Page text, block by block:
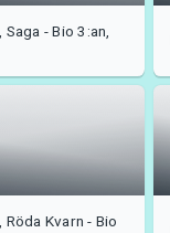
- Bio 3:an,
Kvarn - Bio